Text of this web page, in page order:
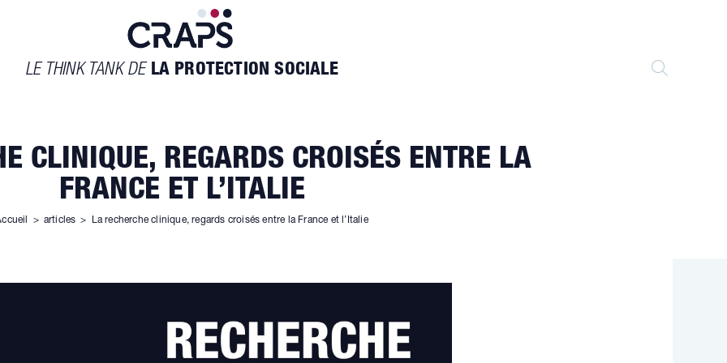
LE THINK TANK DELA PROTECTION SOCIALE TOGGLE
CLINIQUE, REGARDS CROISÉS ENTRE LA
FRANCE ET L’ITALIE
> articles > La recherche clinique, regards croisés entre la France et l’Italie